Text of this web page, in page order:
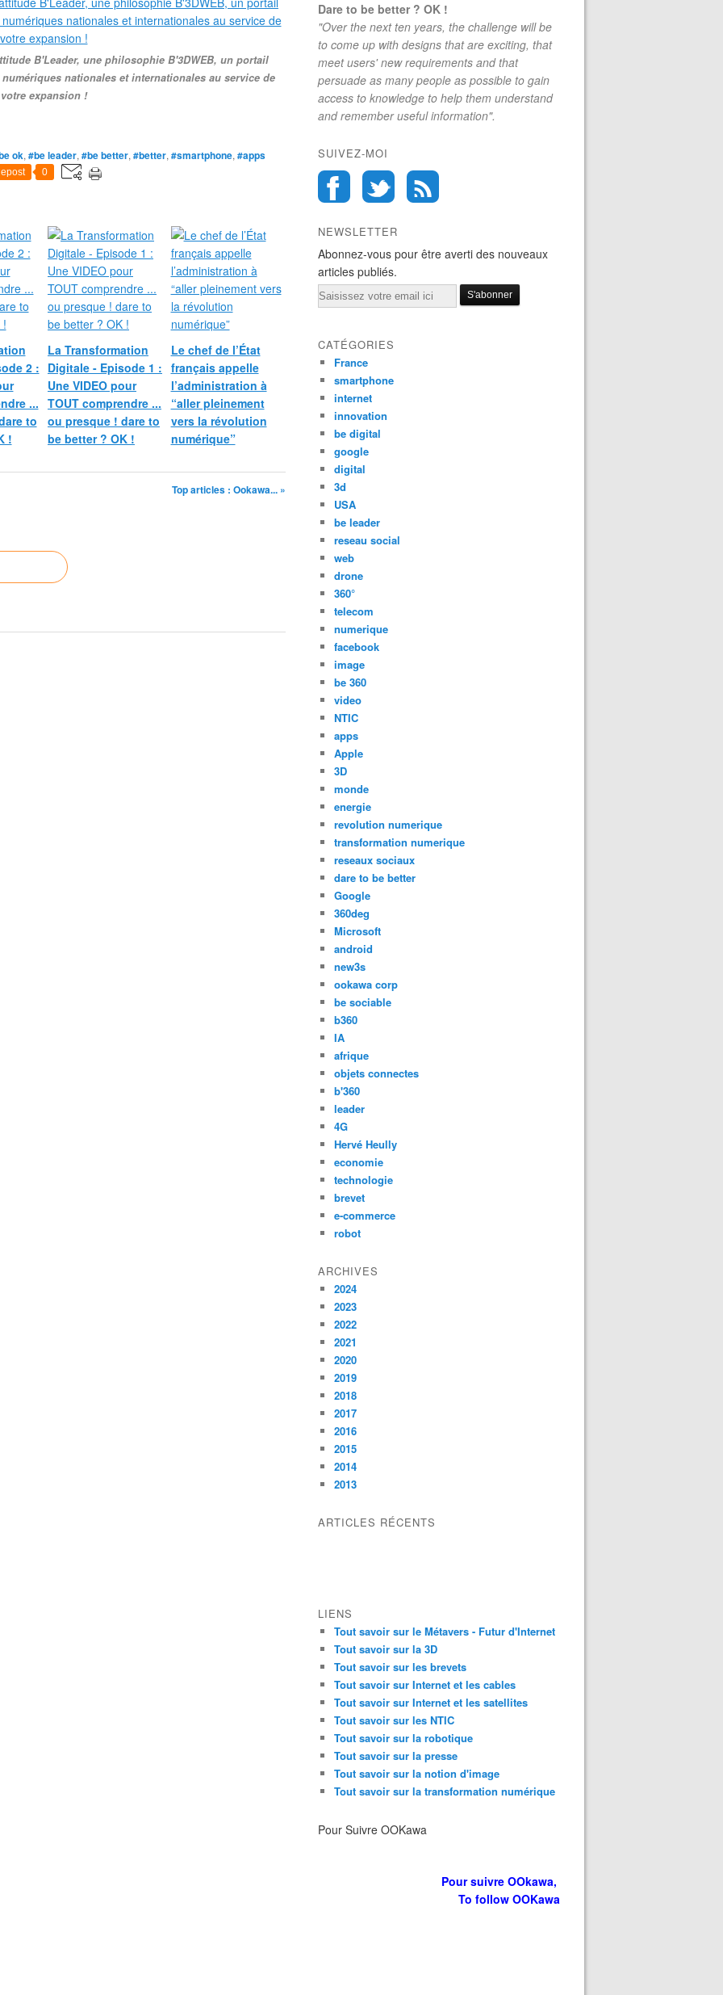
B'Leader, une philosophie B'3DWEB, un portail
nationales et internationales au service de
votre expansion !
ok, #be leader, #be better, #better, #smartphone, #apps
0
2 :
...
to
!
La Transformation
Digitale - Episode 1 :
Une VIDEO pour
TOUT comprendre ...
ou presque ! dare to
be better ? OK !
Le chef de l’État
français appelle
l’administration à
“aller pleinement
vers la révolution
numérique”
Top articles : Ookawa... »
Dare to be better ? OK !
"Over the next ten years, the challenge will be
to come up with designs that are exciting, that
meet users' new requirements and that
persuade as many people as possible to gain
access to knowledge to help them understand
and remember useful information".
SUIVEZ-MOI
NEWSLETTER
Abonnez-vous pour être averti des nouveaux
articles publiés.
Email
CATÉGORIES
France
smartphone
internet
innovation
be digital
google
digital
3d
USA
be leader
reseau social
web
drone
360°
telecom
numerique
facebook
image
be 360
video
NTIC
apps
Apple
3D
monde
energie
revolution numerique
transformation numerique
reseaux sociaux
dare to be better
Google
360deg
Microsoft
android
new3s
ookawa corp
be sociable
b360
IA
afrique
objets connectes
b'360
leader
4G
Hervé Heully
economie
technologie
brevet
e-commerce
robot
ARCHIVES
2024
2023
2022
2021
2020
2019
2018
2017
2016
2015
2014
2013
ARTICLES RÉCENTS
LIENS
Tout savoir sur le Métavers - Futur d'Internet
Tout savoir sur la 3D
Tout savoir sur les brevets
Tout savoir sur Internet et les cables
Tout savoir sur Internet et les satellites
Tout savoir sur les NTIC
Tout savoir sur la robotique
Tout savoir sur la presse
Tout savoir sur la notion d'image
Tout savoir sur la transformation numérique
Pour Suivre OOKawa
Pour suivre OOkawa,
To follow OOKawa